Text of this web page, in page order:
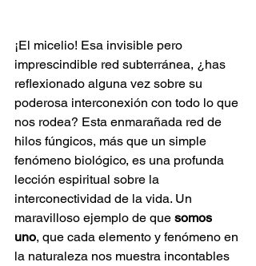
¡El micelio! Esa invisible pero
imprescindible red subterránea, ¿has
reflexionado alguna vez sobre su
poderosa interconexión con todo lo que
nos rodea? Esta enmarañada red de
hilos fúngicos, más que un simple
fenómeno biológico, es una profunda
lección espiritual sobre la
interconectividad de la vida. Un
maravilloso ejemplo de que somos
uno, que cada elemento y fenómeno en
la naturaleza nos muestra incontables